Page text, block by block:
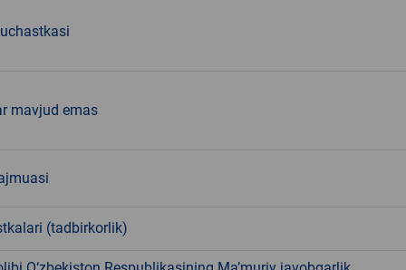
mavjud emas
(tadbirkorlik)